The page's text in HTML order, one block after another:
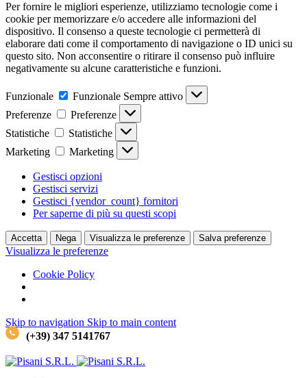
Per fornire le migliori esperienze, utilizziamo tecnologie come i
cookie per memorizzare e/o accedere alle informazioni del
dispositivo. Il consenso a queste tecnologie ci permetterà di
elaborare dati come il comportamento di navigazione o ID unici su
questo sito. Non acconsentire o ritirare il consenso può influire
negativamente su alcune caratteristiche e funzioni.
Funzionale Funzionale Sempre attivo
Preferenze
Preferenze
Statistiche
Statistiche
Marketing
Marketing
Gestisci opzioni
Gestisci servizi
Gestisci {vendor_count} fornitori
Per saperne di più su questi scopi
Accetta Nega Visualizza le preferenze Salva preferenze
Visualizza le preferenze
Cookie Policy
Skip to navigation Skip to main content
(+39) 347 5141767